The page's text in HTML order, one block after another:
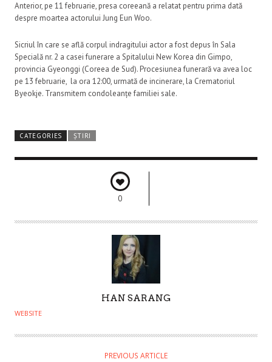
Anterior, pe 11 februarie, presa coreeană a relatat pentru prima dată
despre moartea actorului Jung Eun Woo.
Sicriul în care se află corpul indragitului actor a fost depus în Sala
Specială nr. 2 a casei funerare a Spitalului New Korea din Gimpo,
provincia Gyeonggi (Coreea de Sud). Procesiunea funerară va avea loc
pe 13 februarie, la ora 12:00, urmată de incinerare, la Crematoriul
Byeokje. Transmitem condoleanțe familiei sale.
CATEGORIES ȘTIRI
0
U
H
HAN SARANG
WEBSITE
PREVIOUS ARTICLE